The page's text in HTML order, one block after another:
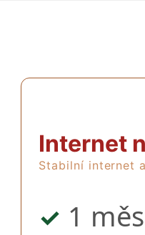
Internet
Stabilní internet
✓ 1